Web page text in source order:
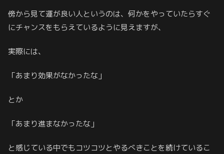
傍から見て運が良い人というのは、何かをやっていたらすぐ
にチャンスをもらえているように見えますが、
実際には、
「あまり効果がなかったな」
とか
「あまり進まなかったな」
と感じている中でもコツコツとやるべきことを続けているこ